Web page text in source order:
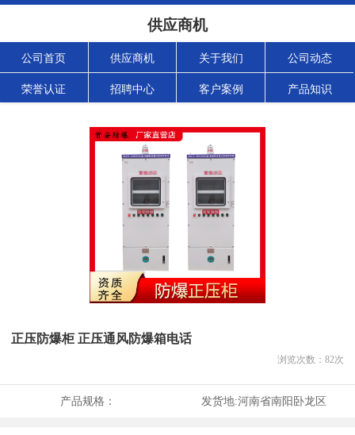
供应商机
公司首页 供应商机 关于我们 公司动态
荣誉认证 招聘中心 客户案例 产品知识
正压防爆柜 正压通风防爆箱电话
浏览次数： 82次
产品规格： 发货地:河南省南阳卧龙区